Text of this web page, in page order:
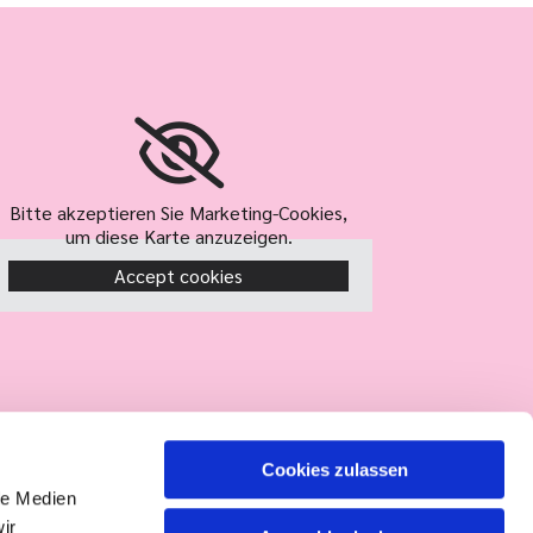
Medien
Cookies zulassen
Bitte akzeptieren Sie Marketing-Cookies,
um diese Karte anzuzeigen.
Accept cookies